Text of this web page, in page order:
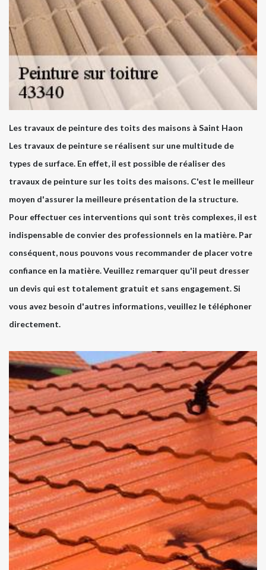
Les travaux de peinture des toits des maisons à Saint Haon
Les travaux de peinture se réalisent sur une multitude de
types de surface. En effet, il est possible de réaliser des
travaux de peinture sur les toits des maisons. C'est le meilleur
moyen d'assurer la meilleure présentation de la structure.
Pour effectuer ces interventions qui sont très complexes, il est
indispensable de convier des professionnels en la matière. Par
conséquent, nous pouvons vous recommander de placer votre
confiance en la matière. Veuillez remarquer qu'il peut dresser
un devis qui est totalement gratuit et sans engagement. Si
vous avez besoin d'autres informations, veuillez le téléphoner
directement.